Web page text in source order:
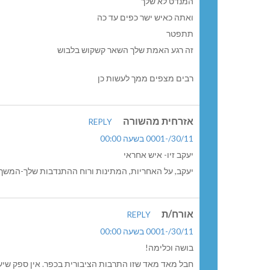
ואתה כאיש ישר כפים עד כה
תתפטר
זה רגע האמת שלך השאר קשקוש בלבוש
רבים מצפים ממך לעשות כן
אזרחית מהשורה
REPLY
30/11/-0001 בשעה 00:00
יעקב זיו- איש אחראי
יעקב, על האחריות, המתינות ורוח ההתנדבות שלך-
אורח/ת
REPLY
30/11/-0001 בשעה 00:00
בושה וכלימה!
חבל מאד מאד שזו התרבות הציבורית בכפר. אין ספק